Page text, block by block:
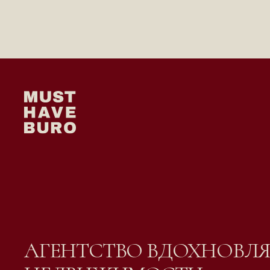
АГЕНТСТВО